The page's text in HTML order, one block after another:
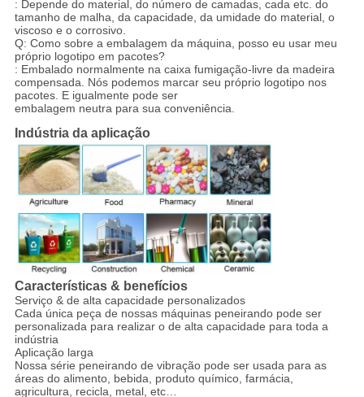
: Depende do material, do número de camadas, cada etc. do
tamanho de malha, da capacidade, da umidade do material, o
viscoso e o corrosivo.
Q: Como sobre a embalagem da máquina, posso eu usar meu
próprio logotipo em pacotes?
: Embalado normalmente na caixa fumigação-livre da madeira
compensada. Nós podemos marcar seu próprio logotipo nos
pacotes. E igualmente pode ser
embalagem neutra para sua conveniência.
Indústria da aplicação
Características & benefícios
Serviço & de alta capacidade personalizados
Cada única peça de nossas máquinas peneirando pode ser
personalizada para realizar o de alta capacidade para toda a
indústria
Aplicação larga
Nossa série peneirando de vibração pode ser usada para as
áreas do alimento, bebida, produto químico, farmácia,
agricultura, recicla, metal, etc…